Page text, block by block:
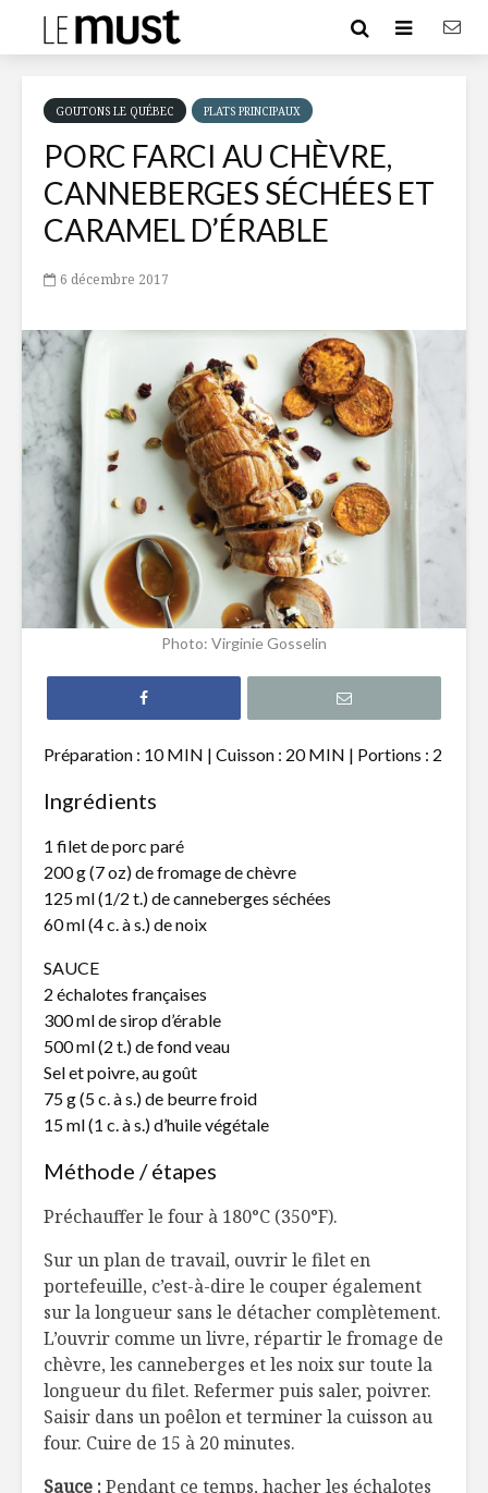
GOUTONS LE QUÉBEC PLATS PRINCIPAUX
PORC FARCI AU CHÈVRE,
CANNEBERGES SÉCHÉES ET
CARAMEL D’ÉRABLE
6 décembre 2017
Photo: Virginie Gosselin
Préparation : 10 MIN | Cuisson : 20 MIN | Portions : 2
Ingrédients
1 filet de porc paré
200 g (7 oz) de fromage de chèvre
125 ml (1/2 t.) de canneberges séchées
60 ml (4 c. à s.) de noix
SAUCE
2 échalotes françaises
300 ml de sirop d’érable
500 ml (2 t.) de fond veau
Sel et poivre, au goût
75 g (5 c. à s.) de beurre froid
15 ml (1 c. à s.) d’huile végétale
Méthode / étapes
Préchauffer le four à 180°C (350°F).
Sur un plan de travail, ouvrir le filet en
portefeuille, c’est-à-dire le couper également
sur la longueur sans le détacher complètement.
L’ouvrir comme un livre, répartir le fromage de
chèvre, les canneberges et les noix sur toute la
longueur du filet. Refermer puis saler, poivrer.
Saisir dans un poêlon et terminer la cuisson au
four. Cuire de 15 à 20 minutes.
Sauce :Pendant ce temps, hacher les échalotes
Filet de truite à
l’érable
Tataki de thon
épicé et nouilles de
riz
Gnocchis au
canard effiloché
chèvre
Quiche
fromage
LE CHOLESTÉROL :
Sept céréales à
Tartelettes citron-
gingembre